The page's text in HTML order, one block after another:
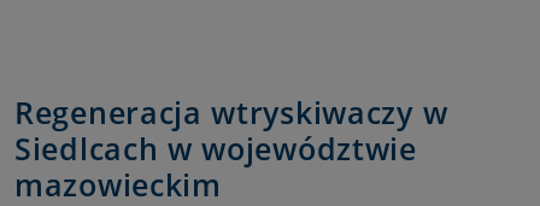
Regeneracja wtryskiwaczy w
Siedlcach w województwie
mazowieckim